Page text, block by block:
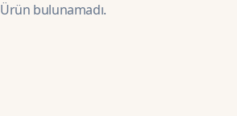
Ürün bulunamadı.